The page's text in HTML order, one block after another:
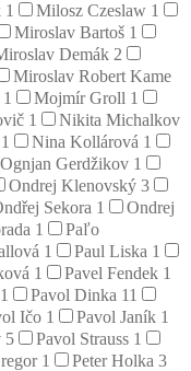
1 Milosz Czeslaw 1
Miroslav Bartoš 1
Demák 2
Miroslav Robert Kame
1 Mojmír Groll 1
1
Nikita Michalkov
1 Nina Kollárová 1
Ognjan Gerdžikov 1
Ondrej Klenovský 3
Sekora 1
Ondrej
1
Paľo
1 Paul Liska 1
1 Pavel Fendek 1
1 Pavol Dinka 11
Ičo 1 Pavol Janík 1
5 Pavol Strauss 1
1 Peter Holka 3